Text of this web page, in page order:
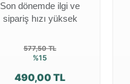
Son dönemde ilgi ve
sipariş hızı yüksek
577,50 TL
%15
490,00 TL